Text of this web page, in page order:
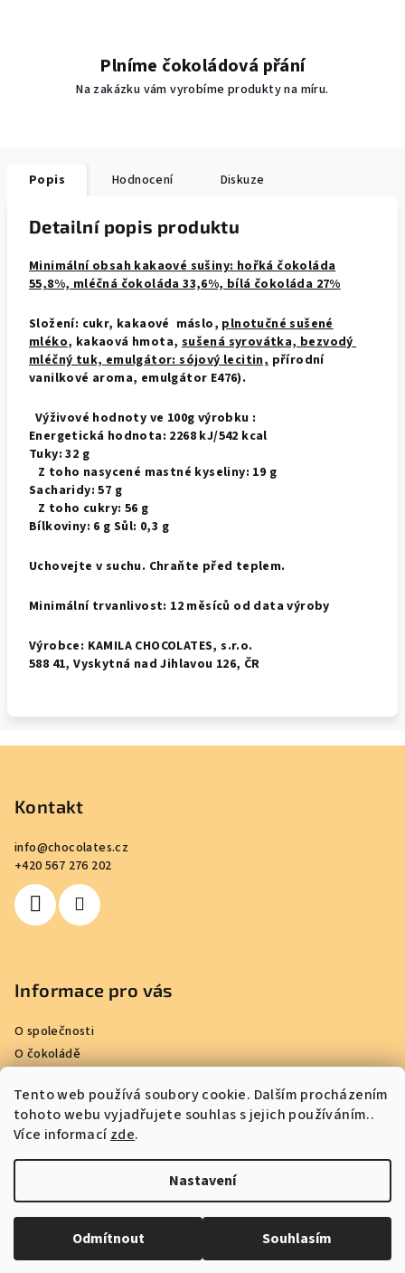
Tento web používá soubory cookie. Dalším procházením
tohoto webu vyjadřujete souhlas s jejich používáním..
Více informacízde.
Nastavení
Odmítnout Souhlasím
Plníme čokoládová přání
Na zakázku vám vyrobíme produkty na míru.
Popis Hodnocení Diskuze
Detailní popis produktu
Minimální obsah kakaové sušiny: hořká čokoláda
55,8%, mléčná čokoláda 33,6%, bílá čokoláda 27%
Složení: cukr, kakaové máslo, plnotučné sušené
mléko, kakaová hmota, sušená syrovátka, bezvodý
mléčný tuk, emulgátor: sójový lecitin, přírodní
vanilkové aroma, emulgátor E476).
Výživové hodnoty ve 100g výrobku :
Energetická hodnota: 2268 kJ/542 kcal
Tuky: 32 g
Z toho nasycené mastné kyseliny: 19 g
Sacharidy: 57 g
Z toho cukry: 56 g
Bílkoviny: 6 g Sůl: 0,3 g
Uchovejte v suchu. Chraňte před teplem.
Minimální trvanlivost: 12 měsíců od data výroby
Výrobce: KAMILA CHOCOLATES, s.r.o.
588 41, Vyskytná nad Jihlavou 126, ČR
Kontakt
info@chocolates.cz
+420 567 276 202
Informace pro vás
O společnosti
O čokoládě
Reference
Obchodní podmínky
Podmínky ochrany osobních údajů
Kontakty
Kamila Chocolates
Vytvořil Shoptet